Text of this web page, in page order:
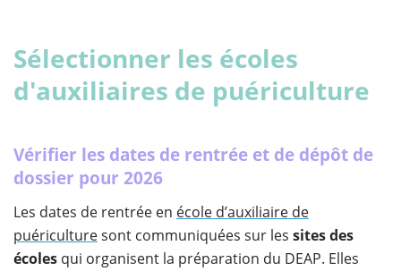
Sélectionner les écoles
d'auxiliaires de puériculture
Vérifier les dates de rentrée et de dépôt de
dossier pour 2026
Les dates de rentrée en école d’auxiliaire de
puériculturesont communiquées sur les sites des
écoles qui organisent la préparation du DEAP. Elles